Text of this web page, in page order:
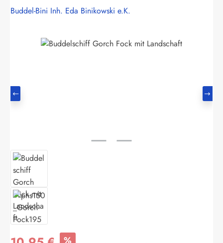
Buddel-Bini Inh. Eda Binikowski e.K.
Bildergalerie überspringen